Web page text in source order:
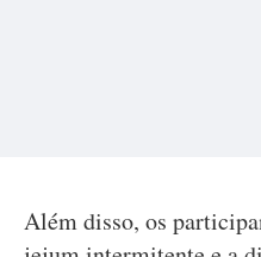
Além disso, os